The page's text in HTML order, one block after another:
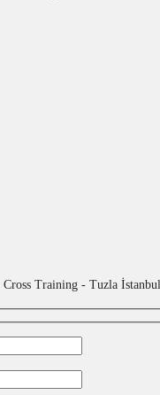
Training - Tuzla